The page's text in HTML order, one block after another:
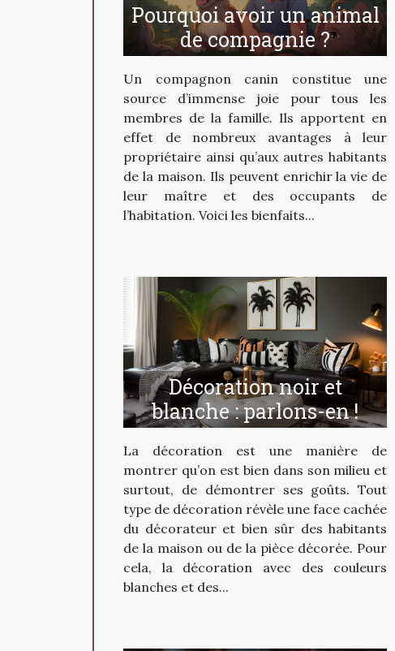
Pourquoi avoir un animal
de compagnie ?
Un compagnon canin constitue une
source d’immense joie pour tous les
membres de la famille. Ils apportent en
effet de nombreux avantages à leur
propriétaire ainsi qu’aux autres habitants
de la maison. Ils peuvent enrichir la vie de
leur maître et des occupants de
l’habitation. Voici les bienfaits...
Décoration noir et
blanche : parlons-en !
La décoration est une manière de
montrer qu’on est bien dans son milieu et
surtout, de démontrer ses goûts. Tout
type de décoration révèle une face cachée
du décorateur et bien sûr des habitants
de la maison ou de la pièce décorée. Pour
cela, la décoration avec des couleurs
blanches et des...